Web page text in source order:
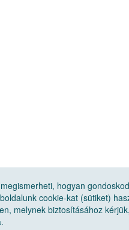
megismerheti, hogyan
cookie-kat (sütiket)
melynek biztosításához